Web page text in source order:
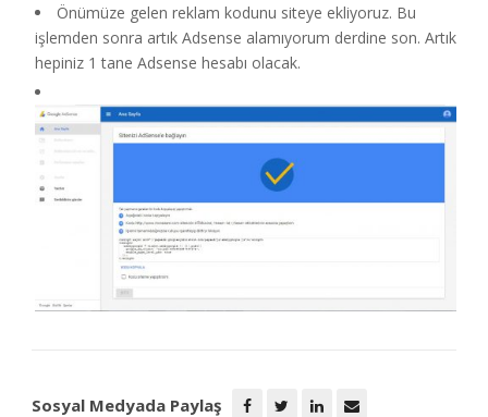
Önümüze gelen reklam kodunu siteye ekliyoruz. Bu
işlemden sonra artık Adsense alamıyorum derdine son. Artık
hepiniz 1 tane Adsense hesabı olacak.
Sosyal Medyada Paylaş